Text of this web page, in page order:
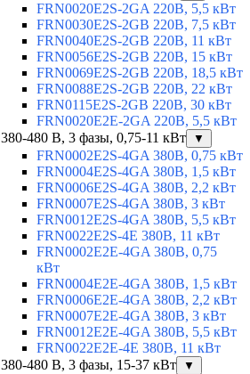
FRN0020E2S-2GA 220В, 5,5 кВт
FRN0030E2S-2GB 220В, 7,5 кВт
FRN0040E2S-2GB 220В, 11 кВт
FRN0056E2S-2GB 220В, 15 кВт
FRN0069E2S-2GB 220В, 18,5 кВт
FRN0088E2S-2GB 220В, 22 кВт
FRN0115E2S-2GB 220В, 30 кВт
FRN0020E2E-2GA 220В, 5,5 кВт
380-480 В, 3 фазы, 0,75-11 кВт
▼
FRN0002E2S-4GA 380В, 0,75 кВт
FRN0004E2S-4GA 380В, 1,5 кВт
FRN0006E2S-4GA 380В, 2,2 кВт
FRN0007E2S-4GA 380В, 3 кВт
FRN0012E2S-4GA 380В, 5,5 кВт
FRN0022E2S-4E 380В, 11 кВт
FRN0002E2E-4GA 380В, 0,75
кВт
FRN0004E2E-4GA 380В, 1,5 кВт
FRN0006E2E-4GA 380В, 2,2 кВт
FRN0007E2E-4GA 380В, 3 кВт
FRN0012E2E-4GA 380В, 5,5 кВт
FRN0022E2E-4E 380В, 11 кВт
380-480 В, 3 фазы, 15-37 кВт
▼